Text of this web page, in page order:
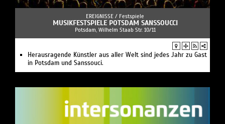
EREIGNISSE / Festspiele
MUSIKFESTSPIELE POTSDAM SANSSOUCCI
Potsdam, Wilhelm Staab Str. 10/11
Herausragende Künstler aus aller Welt sind jedes Jahr zu Gast
in Potsdam und Sanssouci.